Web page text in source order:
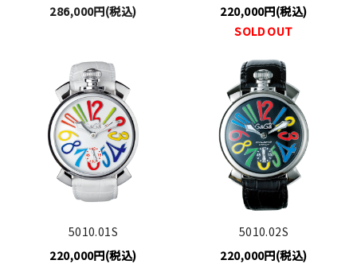
286,000円(税込)
220,000円(税込)
SOLD OUT
5010.01S
220,000円(税込)
5010.02S
220,000円(税込)